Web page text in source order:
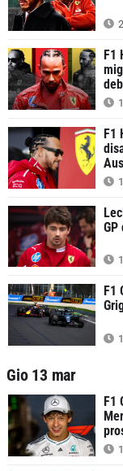
F1
F1
GP
F1
Gio 13 mar
F1